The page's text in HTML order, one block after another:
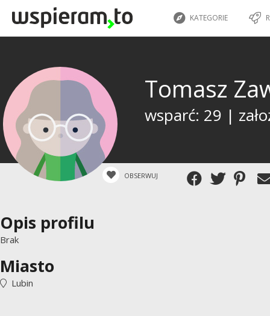
KATEGORIE
Tomasz
wsparć: 29 |
OBSERWUJ
Opis profilu
Brak
Miasto
Lubin